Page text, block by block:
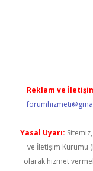
Reklam ve
Yasal Uyarı:
ve İletişim Kurumu
olarak hizmet